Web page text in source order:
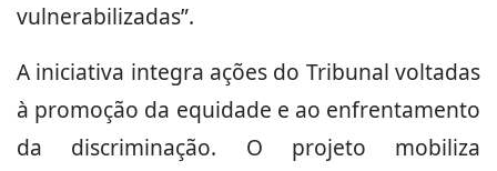
vulnerabilizadas”.
A iniciativa integra ações do Tribunal voltadas
à promoção da equidade e ao enfrentamento
da discriminação. O projeto mobiliza